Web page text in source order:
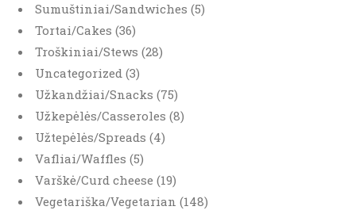
Sumuštiniai/Sandwiches (5)
Tortai/Cakes (36)
Troškiniai/Stews (28)
Uncategorized (3)
Užkandžiai/Snacks (75)
Užkepėlės/Casseroles (8)
Užtepėlės/Spreads (4)
Vafliai/Waffles (5)
Varškė/Curd cheese (19)
Vegetariška/Vegetarian (148)